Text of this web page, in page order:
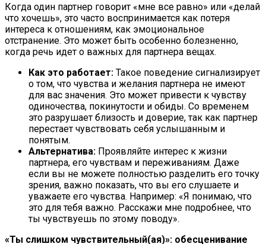
Когда один партнер говорит «мне все равно» или «делай
что хочешь», это часто воспринимается как потеря
интереса к отношениям, как эмоциональное
отстранение. Это может быть особенно болезненно,
когда речь идет о важных для партнера вещах.
Как это работает: Такое поведение сигнализирует
о том, что чувства и желания партнера не имеют
для вас значения. Это может привести к чувству
одиночества, покинутости и обиды. Со временем
это разрушает близость и доверие, так как партнер
перестает чувствовать себя услышанным и
понятым.
Альтернатива: Проявляйте интерес к жизни
партнера, его чувствам и переживаниям. Даже
если вы не можете полностью разделить его точку
зрения, важно показать, что вы его слушаете и
уважаете его чувства. Например: «Я понимаю, что
это для тебя важно. Расскажи мне подробнее, что
ты чувствуешь по этому поводу».
«Ты слишком чувствительный(ая)»: обесценивание